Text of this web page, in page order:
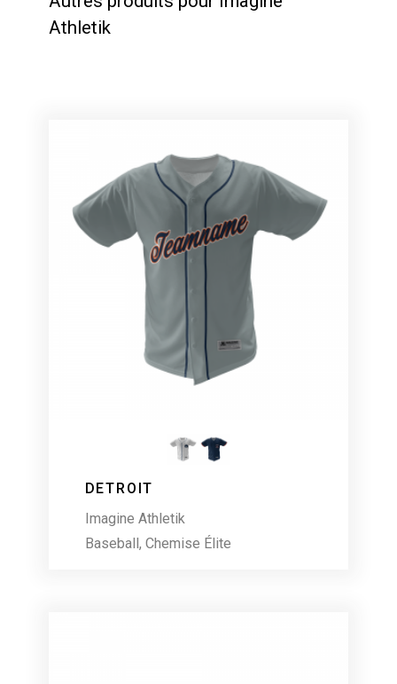
Athletik
DETROIT
Imagine Athletik
Baseball, Chemise Élite